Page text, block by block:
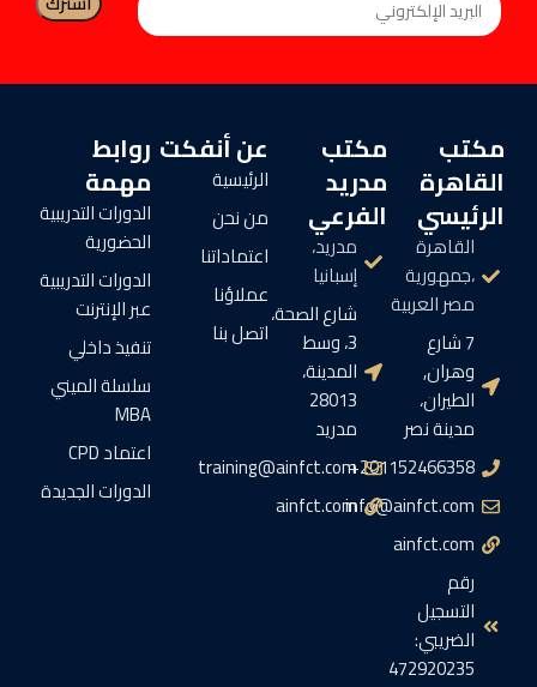
مكتب
القاهرة
الرئيسي
القاهرة
،جمهورية
مصر العربية
7 شارع
وهران,
الطيران،
مدينة نصر
201152466358+
info@ainfct.com
ainfct.com
رقم
التسجيل
الضريبي:
472920235
مكتب
مدريد
الفرعي
مدريد،
إسبانيا
شارع الصحة،
3، وسط
المدينة،
28013
مدريد
training@ainfct.com
ainfct.com
عن أنفكت
الرئيسية
من نحن
اعتماداتنا
عملاؤنا
اتصل بنا
روابط
مهمة
الدورات التدريبية
الحضورية
الدورات التدريبية
عبر الإنترنت
تنفيذ داخلي
سلسلة الميني
MBA
اعتماد CPD
الدورات الجديدة